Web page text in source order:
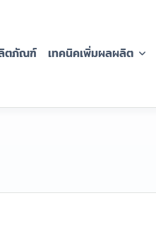
ตภัณฑ์ เทคนิคเพิ่มผลผลิต